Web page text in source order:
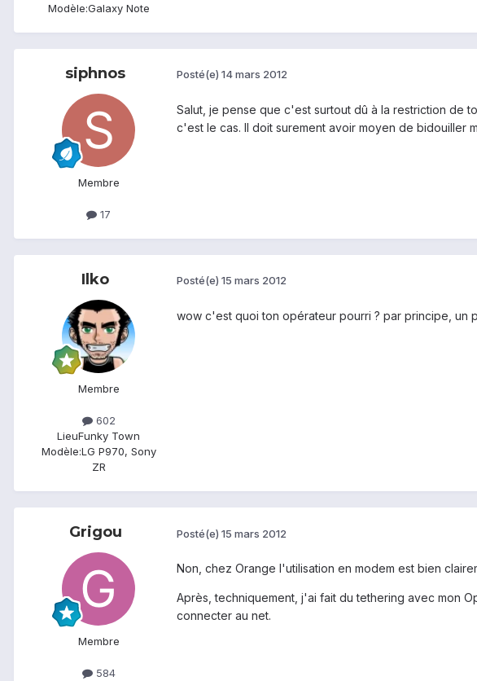
Modèle:Galaxy Note
siphnos
Membre
17
Posté(e) 14 mars 2012
Salut, je pense que c'est surtout dû à la restriction de
c'est le cas. Il doit surement avoir moyen de bidouiller
Ilko
Membre
602
LieuFunky Town
Modèle:LG P970, Sony
ZR
Posté(e) 15 mars 2012
wow c'est quoi ton opérateur pourri ? par principe, un
Grigou
Membre
584
Posté(e) 15 mars 2012
Non, chez Orange l'utilisation en modem est bien
Après, techniquement, j'ai fait du tethering avec mon
connecter au net.